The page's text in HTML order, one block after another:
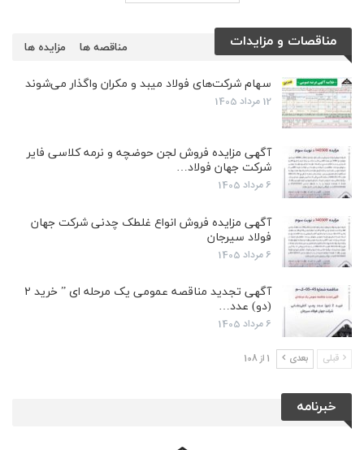
مناقصات و مزایدات مزایده ها مناقصه ها
سهام شرکت‌های فولاد میبد و مکران واگذار می‌شوند
12 مرداد 1405
آگهی مزایده فروش لجن حوضچه و نرمه کلاسی فایر
شرکت جهان فولاد…
6 مرداد 1405
آگهی مزایده فروش انواع غلطک چدنی شرکت جهان
فولاد سیرجان
6 مرداد 1405
آگهی تجدید مناقصه عمومی یک مرحله ای ” خرید ۲
(دو) عدد…
6 مرداد 1405
قبلی بعدی 1 از 108
خبرنامه